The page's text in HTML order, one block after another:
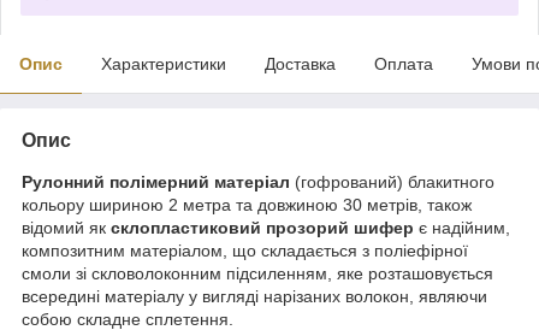
Опис Характеристики Доставка Оплата Умови
Опис
Рулонний полімерний матеріал (гофрований) блакитного
кольору шириною 2 метра та довжиною 30 метрів, також
відомий як склопластиковий прозорий шифер є надійним,
композитним матеріалом, що складається з поліефірної
смоли зі скловолоконним підсиленням, яке розташовується
всередині матеріалу у вигляді нарізаних волокон, являючи
собою складне сплетення.